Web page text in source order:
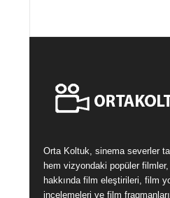
Orta Koltuk, sinema severler
hem vizyondaki popüler
hakkında film eleştirileri, film
incelemeleri ve film